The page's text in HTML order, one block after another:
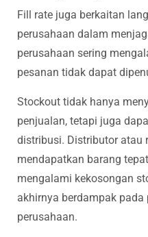
Fill rate juga berkaitan
perusahaan dalam
perusahaan sering
pesanan tidak dapat
Stockout tidak hanya
penjualan, tetapi juga
distribusi. Distributor atau
mendapatkan barang
mengalami kekosongan
akhirnya berdampak
perusahaan.